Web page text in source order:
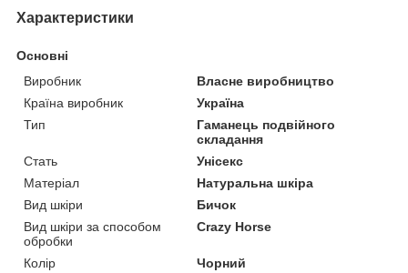
Характеристики
Основні
Виробник
Власне виробництво
Країна виробник
Україна
Тип
Гаманець подвійного
складання
Стать
Унісекс
Матеріал
Натуральна шкіра
Вид шкіри
Бичок
Вид шкіри за способом
обробки
Crazy Horse
Колір
Чорний